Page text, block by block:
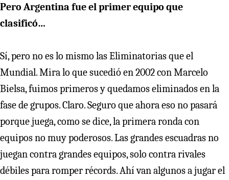
Pero Argentina fue el primer equipo que
clasificó…
Sí, pero no es lo mismo las Eliminatorias que el
Mundial. Mira lo que sucedió en 2002 con Marcelo
Bielsa, fuimos primeros y quedamos eliminados en la
fase de grupos. Claro. Seguro que ahora eso no pasará
porque juega, como se dice, la primera ronda con
equipos no muy poderosos. Las grandes escuadras no
juegan contra grandes equipos, solo contra rivales
débiles para romper récords. Ahí van algunos a jugar el